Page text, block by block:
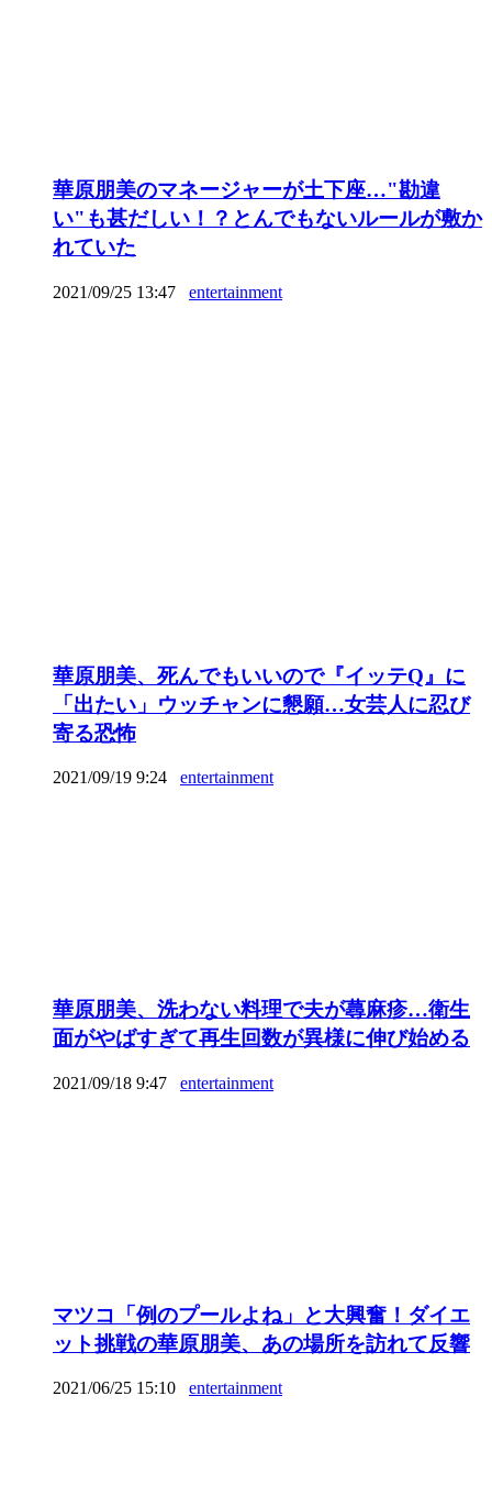
華原朋美のマネージャーが土下座…"勘違
い"も甚だしい！？とんでもないルールが敷か
れていた
2021/09/25 13:47 entertainment
華原朋美、死んでもいいので『イッテQ』に
「出たい」ウッチャンに懇願…女芸人に忍び
寄る恐怖
2021/09/19 9:24 entertainment
華原朋美、洗わない料理で夫が蕁麻疹…衛生
面がやばすぎて再生回数が異様に伸び始める
2021/09/18 9:47 entertainment
マツコ「例のプールよね」と大興奮！ダイエ
ット挑戦の華原朋美、あの場所を訪れて反響
2021/06/25 15:10 entertainment